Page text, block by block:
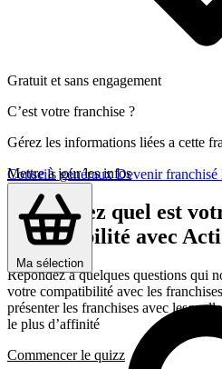
Conseils générauxDevenir franchisé
Ma sélection
Gratuit et sans engagement
C’est votre franchise ?
Gérez les informations liées a cette
Mettre à jour les infos
Découvrez quel est
compatibilité avec
Répondez a quelques questions qui
votre compatibilité avec les
présenter les franchises avec
le plus d’affinité
Commencer le quizz